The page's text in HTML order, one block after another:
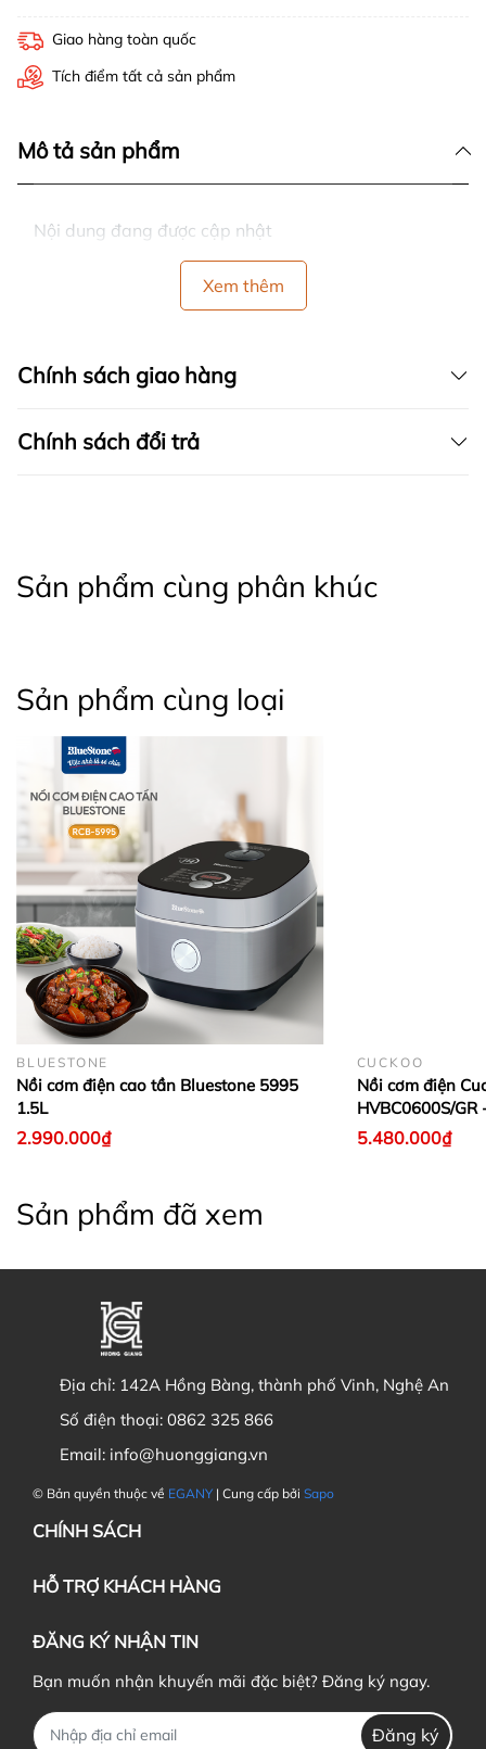
Giao hàng toàn quốc
Tích điểm tất cả sản phẩm
Mô tả sản phẩm
Nội dung đang được cập nhật
Xem thêm
Chính sách giao hàng
Chính sách đổi trả
Sản phẩm cùng phân khúc
Sản phẩm cùng loại
BLUESTONE
Nồi cơm điện cao tần Bluestone 5995
1.5L
2.990.000₫
CUCKOO
Nồi cơm điện
HVBC0600S/GR
5.480.000₫
Sản phẩm đã xem
Địa chỉ: 142A Hồng Bàng, thành phố Vinh, Nghệ An
Số điện thoại: 0862 325 866
Email: info@huonggiang.vn
© Bản quyền thuộc về EGANY | Cung cấp bởi Sapo
CHÍNH SÁCH
HỖ TRỢ KHÁCH HÀNG
ĐĂNG KÝ NHẬN TIN
Bạn muốn nhận khuyến mãi đặc biệt? Đăng ký ngay.
Đăng ký